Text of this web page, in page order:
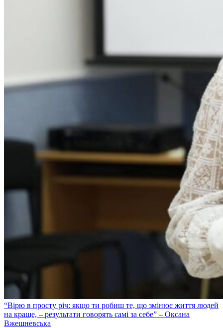
“Вірю в просту річ: якщо ти робиш те, що змінює життя людей
на краще, – результати говорять самі за себе” – Оксана
Вжешневська